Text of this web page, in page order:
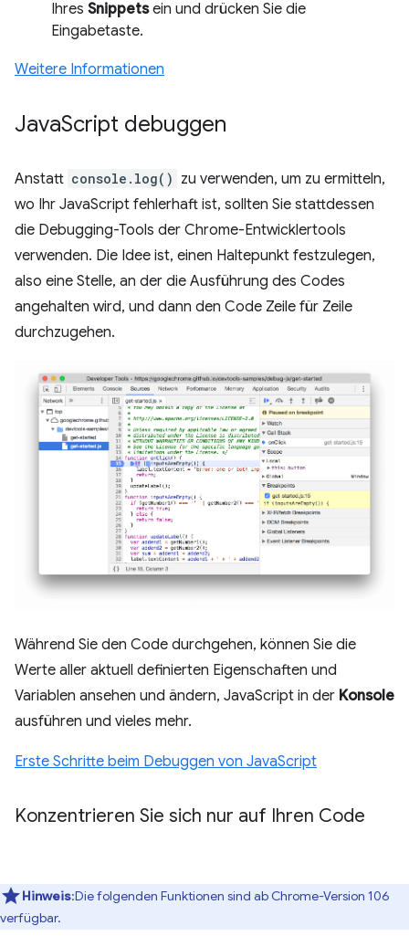
Ihres Snippetsein und drücken Sie die
Eingabetaste.
Weitere Informationen
JavaScript debuggen
Anstatt console.log() zu verwenden, um zu ermitteln,
wo Ihr JavaScript fehlerhaft ist, sollten Sie stattdessen
die Debugging-Tools der Chrome-Entwicklertools
verwenden. Die Idee ist, einen Haltepunkt festzulegen,
also eine Stelle, an der die Ausführung des Codes
angehalten wird, und dann den Code Zeile für Zeile
durchzugehen.
Während Sie den Code durchgehen, können Sie die
Werte aller aktuell definierten Eigenschaften und
Variablen ansehen und ändern, JavaScript in der Konsole
ausführen und vieles mehr.
Erste Schritte beim Debuggen von JavaScript
Konzentrieren Sie sich nur auf Ihren Code
Hinweis:Die folgenden Funktionen sind ab Chrome-Version 106
verfügbar.